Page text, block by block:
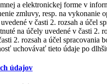
a elektronickej forme v
zmluvy, resp. na
v časti 2. rozsah a
na účely uvedené v časti 2.
2. rozsah a účel
uchovávať tieto údaje po
údajov